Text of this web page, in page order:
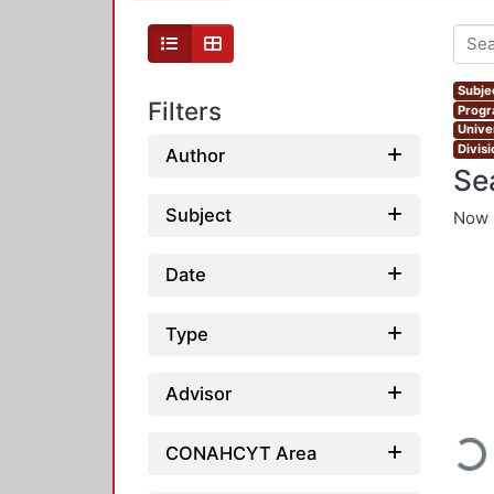
Filters
Author
Subject
Date
Type
Advisor
CONAHCYT Area
Now